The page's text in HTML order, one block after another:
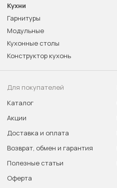
Кухни
Гарнитуры
Модульные
Кухонные столы
Конструктор кухонь
Для покупателей
Каталог
Акции
Доставка и оплата
Возврат, обмен и гарантия
Полезные статьи
Оферта